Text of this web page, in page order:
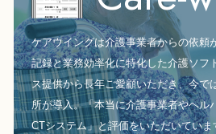
ケアウイングは介護事業者からの依頼
記録と業務効率化に特化した介護ソフ
ス提供から長年ご愛顧いただき、今で
所が導入。「本当に介護事業者やヘル
CTシステム」と評価をいただいていま